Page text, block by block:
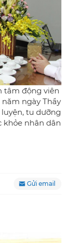
tâm động viên
ngày Thầy
tu dưỡng
khỏe nhân dân
Gửi email